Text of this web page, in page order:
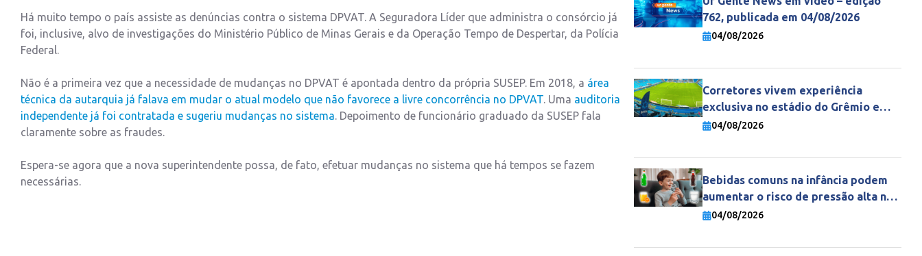
Há muito tempo o país assiste as denúncias contra o sistema DPVAT. A Seguradora Líder que administra o consórcio já
foi, inclusive, alvo de investigações do Ministério Público de Minas Gerais e da Operação Tempo de Despertar, da Polícia
Federal.
Não é a primeira vez que a necessidade de mudanças no DPVAT é apontada dentro da própria SUSEP. Em 2018, a área
técnica da autarquia já falava em mudar o atual modelo que não favorece a livre concorrência no DPVAT. Uma auditoria
independente já foi contratada e sugeriu mudanças no sistema. Depoimento de funcionário graduado da SUSEP fala
claramente sobre as fraudes.
Espera-se agora que a nova superintendente possa, de fato, efetuar mudanças no sistema que há tempos se fazem
necessárias.
762, publicada em 04/08/2026
04/08/2026
Corretores vivem experiência
exclusiva no estádio do Grêmio e
fortalecem parceria com a Gente
04/08/2026
Bebidas comuns na infância podem
aumentar o risco de pressão alta na
vida adulta
04/08/2026